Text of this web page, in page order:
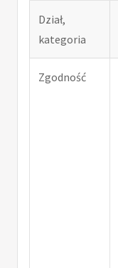
Dział,
kategoria
Zgodność